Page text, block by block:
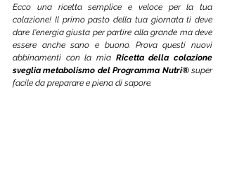
Ecco una ricetta semplice e veloce per la tua
colazione! Il primo pasto della tua giornata ti deve
dare l'energia giusta per partire alla grande ma deve
essere anche sano e buono. Prova questi nuovi
abbinamenti con la mia Ricetta della colazione
sveglia metabolismo del Programma Nutri® super
facile da preparare e piena di sapore.